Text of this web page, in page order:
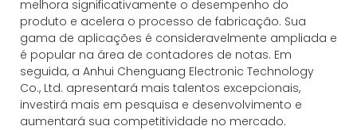
melhora significativamente o desempenho do
produto e acelera o processo de fabricação. Sua
gama de aplicações é consideravelmente ampliada e
é popular na área de contadores de notas. Em
seguida, a Anhui Chenguang Electronic Technology
Co., Ltd. apresentará mais talentos excepcionais,
investirá mais em pesquisa e desenvolvimento e
aumentará sua competitividade no mercado.